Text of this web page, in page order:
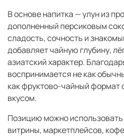
В основе напитка — улун из
дополненный персиковым
сладость, сочность и
добавляет чайную глубину,
азиатский характер.
воспринимается не как
как фруктово-чайный формат
вкусом.
Позицию можно
витрины, маркетплейсов,